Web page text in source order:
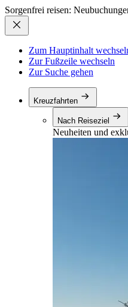
Sorgenfrei reisen:
Zum Hauptinhalt
Zur Fußzeile wechseln
Zur Suche gehen
Kreuzfahrten
Nach Reiseziel
Neuheiten und